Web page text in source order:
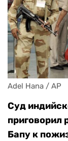
Adel Hana / AP
Суд
приговорил
Бапу к